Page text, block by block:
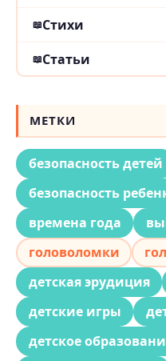
Стихи
Статьи
МЕТКИ
безопасность детей
безопасность
времена года
головоломки
детская эрудиция
детские игры
детское